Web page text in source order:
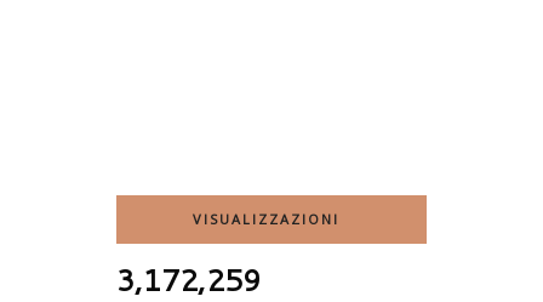
VISUALIZZAZIONI
3,172,259